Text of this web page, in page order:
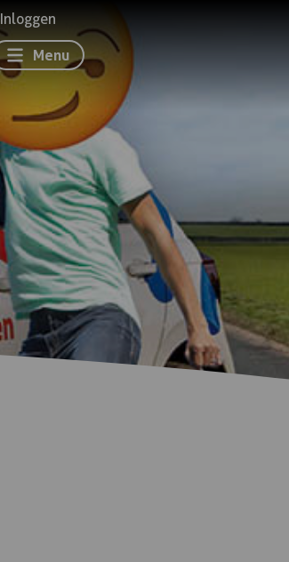
Inloggen
Menu